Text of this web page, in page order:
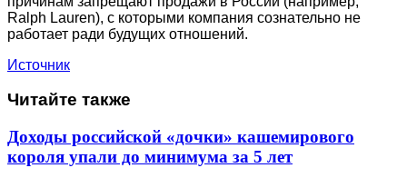
Ralph Lauren), с которыми компания сознательно не
работает ради будущих отношений.
Источник
Читайте также
Доходы российской «дочки» кашемирового
короля упали до минимума за 5 лет